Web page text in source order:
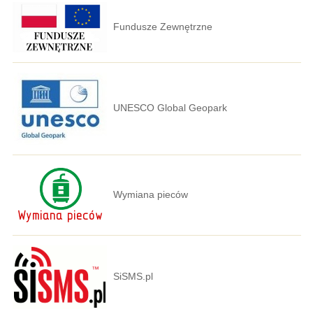
Fundusze Zewnętrzne
UNESCO Global Geopark
Wymiana pieców
SiSMS.pl